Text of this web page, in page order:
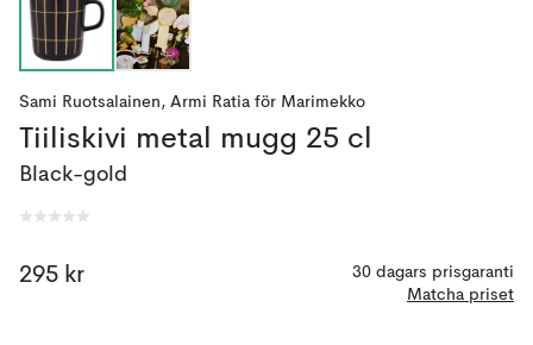
Sami Ruotsalainen, Armi Ratia för Marimekko
Tiiliskivi metal mugg 25 cl
Black-gold
295 kr
30 dagars prisgaranti
Matcha priset